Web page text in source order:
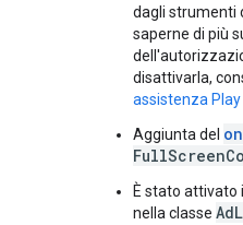
dagli strumenti
saperne di più
disattivarla,
assistenza Play
Aggiunta del
È stato attivato il
nella classe